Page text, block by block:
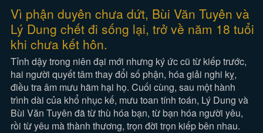
Vì phận duyên chưa dứt, Bùi Văn Tuyên và
Lý Dung chết đi sống lại, trở về năm 18 tuổi
khi chưa kết hôn.
Tỉnh dậy trong niên đại mới nhưng ký ức cũ từ kiếp trước,
hai người quyết tâm thay đổi số phận, hóa giải nghi kỵ,
điều tra âm mưu hãm hại họ. Cuối cùng, sau một hành
trình dài của khổ nhục kế, mưu toan tính toán, Lý Dung và
Bùi Văn Tuyên đã từ thù hóa bạn, từ bạn hóa người yêu,
rồi từ yêu mà thành thương, trọn đời trọn kiếp bên nhau.